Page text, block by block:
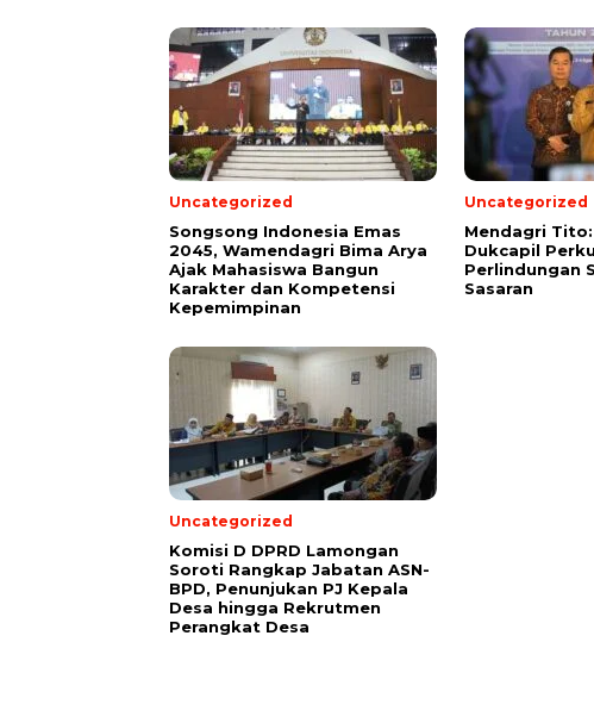
Uncategorized
Songsong Indonesia Emas
2045, Wamendagri Bima Arya
Ajak Mahasiswa Bangun
Karakter dan Kompetensi
Kepemimpinan
Uncategorized
Mendagri
Dukcapil
Perlindungan
Sasaran
Uncategorized
Komisi D DPRD Lamongan
Soroti Rangkap Jabatan ASN-
BPD, Penunjukan PJ Kepala
Desa hingga Rekrutmen
Perangkat Desa